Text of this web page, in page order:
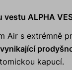
ALPHA
Air s extrémně
kapucí.